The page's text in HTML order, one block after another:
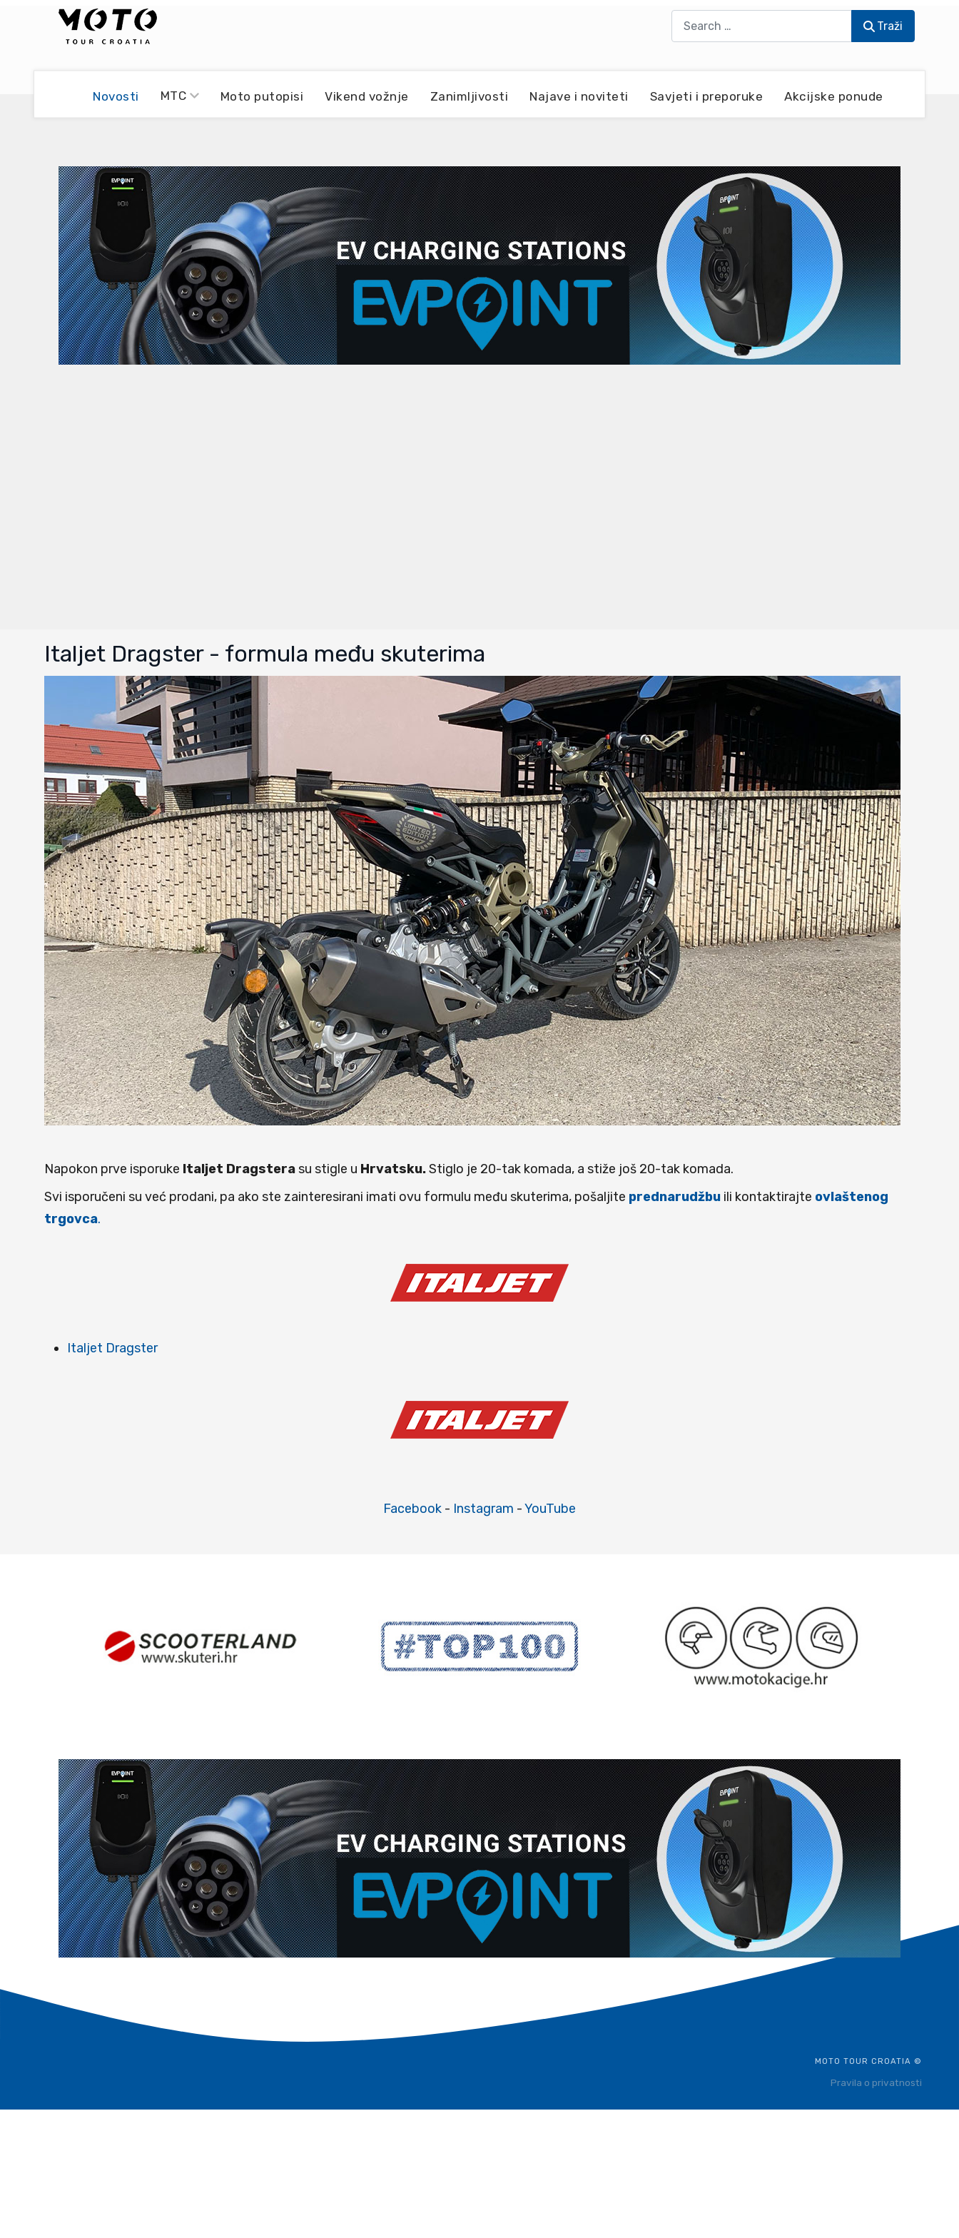
Traži
Novosti MTC Moto putopisi Vikend vožnje Zanimljivosti Najave i noviteti Savjeti i preporuke Akcijske ponude
Italjet Dragster - formula među skuterima
Napokon prve isporuke Italjet Dragsterasu stigle u Hrvatsku.Stiglo je 20-tak komada, a stiže još 20-tak komada.
Svi isporučeni su već prodani, pa ako ste zainteresirani imati ovu formulu među skuterima, pošaljite prednarudžbu ili kontaktirajte ovlaštenog
trgovca.
Italjet Dragster
Facebook - Instagram -YouTube
MOTO TOUR CROATIA ©
Pravila o privatnosti
Moto servisi
Impressum
Damir Pritišanac - Prile
Dario Dinter - Moto TOZ
Igor Kreč - UmPaDrum
Igor Kukec Brmbi
Slaven Gajdek
MTC - Moto Tour Croatia
Moto putopisi
Vikend vožnje
Zanimljivost